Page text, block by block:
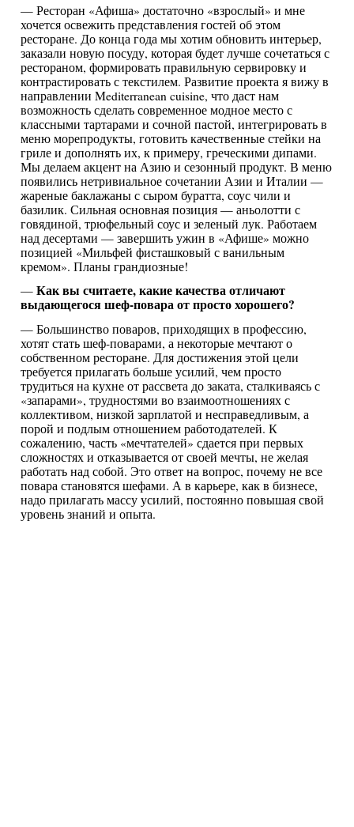
— Ресторан «Афиша» достаточно «взрослый» и мне
хочется освежить представления гостей об этом
ресторане. До конца года мы хотим обновить интерьер,
заказали новую посуду, которая будет лучше сочетаться с
рестораном, формировать правильную сервировку и
контрастировать с текстилем. Развитие проекта я вижу в
направлении Mediterranean cuisine, что даст нам
возможность сделать современное модное место с
классными тартарами и сочной пастой, интегрировать в
меню морепродукты, готовить качественные стейки на
гриле и дополнять их, к примеру, греческими дипами.
Мы делаем акцент на Азию и сезонный продукт. В меню
появились нетривиальное сочетании Азии и Италии —
жареные баклажаны с сыром буратта, соус чили и
базилик. Сильная основная позиция — аньолотти с
говядиной, трюфельный соус и зеленый лук. Работаем
над десертами — завершить ужин в «Афише» можно
позицией «Мильфей фисташковый с ванильным
кремом». Планы грандиозные!
—Как вы считаете, какие качества отличают
выдающегося шеф-повара от просто хорошего?
— Большинство поваров, приходящих в профессию,
хотят стать шеф-поварами, а некоторые мечтают о
собственном ресторане. Для достижения этой цели
требуется прилагать больше усилий, чем просто
трудиться на кухне от рассвета до заката, сталкиваясь с
«запарами», трудностями во взаимоотношениях с
коллективом, низкой зарплатой и несправедливым, а
порой и подлым отношением работодателей. К
сожалению, часть «мечтателей» сдается при первых
сложностях и отказывается от своей мечты, не желая
работать над собой. Это ответ на вопрос, почему не все
повара становятся шефами. А в карьере, как в бизнесе,
надо прилагать массу усилий, постоянно повышая свой
уровень знаний и опыта.